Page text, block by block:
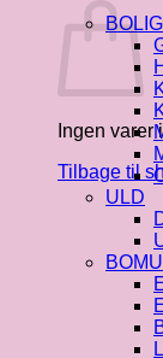
Ingen varer
Tilbage til
ULD